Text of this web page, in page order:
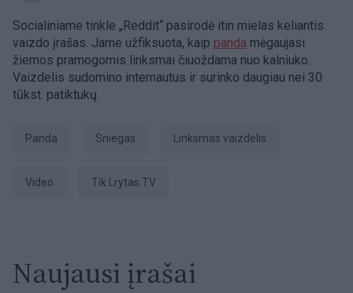
Socialiniame tinkle „Reddit“ pasirodė itin mielas keliantis
vaizdo įrašas. Jame užfiksuota, kaip panda mėgaujasi
žiemos pramogomis linksmai čiuoždama nuo kalniuko.
Vaizdelis sudomino internautus ir surinko daugiau nei 30
tūkst. patiktukų.
panda Sniegas linksmas vaizdelis
Video tik Lrytas.TV
Naujausi įrašai